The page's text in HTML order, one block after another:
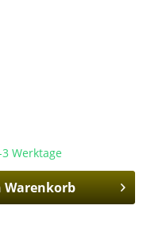
Werktage
Warenkorb